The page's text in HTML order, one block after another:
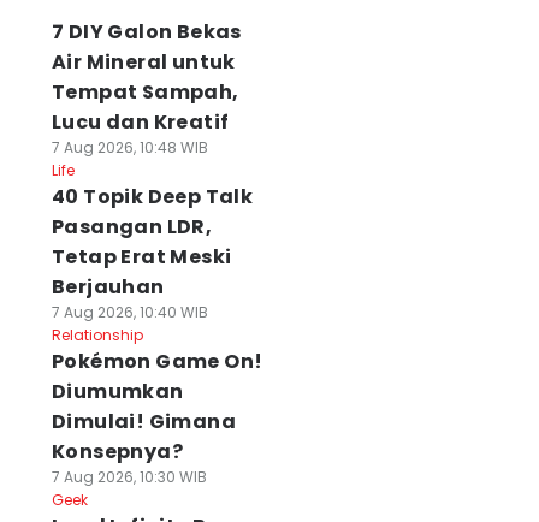
7 DIY Galon Bekas
Air Mineral untuk
Tempat Sampah,
Lucu dan Kreatif
7 Aug 2026, 10:48 WIB
Life
40 Topik Deep Talk
Pasangan LDR,
Tetap Erat Meski
Berjauhan
7 Aug 2026, 10:40 WIB
Relationship
Pokémon Game On!
Diumumkan
Dimulai! Gimana
Konsepnya?
7 Aug 2026, 10:30 WIB
Geek